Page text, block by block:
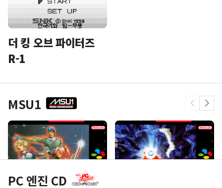
더 킹 오브 파이터즈
R-1
MSU1
PC 엔진 CD